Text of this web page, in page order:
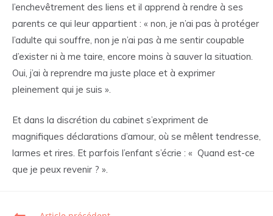
l’enchevêtrement des liens et il apprend à rendre à ses
parents ce qui leur appartient : « non, je n’ai pas à protéger
l’adulte qui souffre, non je n’ai pas à me sentir coupable
d’exister ni à me taire, encore moins à sauver la situation.
Oui, j’ai à reprendre ma juste place et à exprimer
pleinement qui je suis ».
Et dans la discrétion du cabinet s’expriment de
magnifiques déclarations d’amour, où se mêlent tendresse,
larmes et rires. Et parfois l’enfant s’écrie : « Quand est-ce
que je peux revenir ? ».